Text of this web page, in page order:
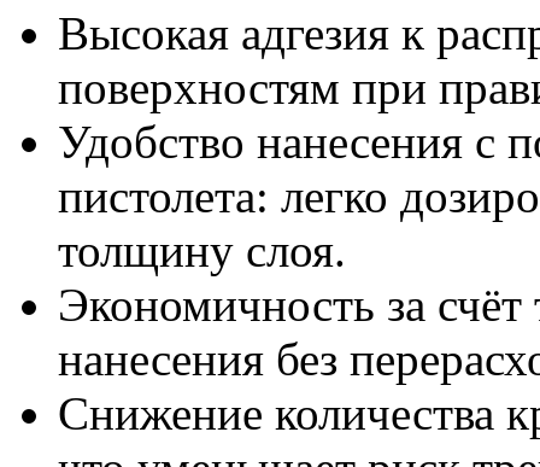
Высокая адгезия к
поверхностям при
Удобство нанесения
пистолета: легко
толщину слоя.
Экономичность за
нанесения без
Снижение количества